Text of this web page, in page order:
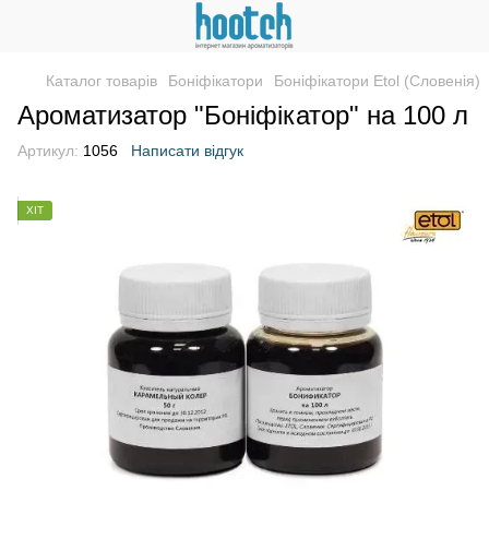
Каталог товарів Боніфікатори Боніфікатори Etol (Словенія)
Ароматизатор "Боніфікатор" на 100 л
Артикул: 1056 Написати відгук
ХІТ